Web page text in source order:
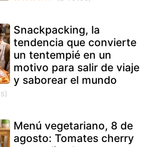
Snackpacking, la
tendencia que convierte
un tentempié en un
motivo para salir de viaje
y saborear el mundo
Menú vegetariano, 8 de
agosto: Tomates cherry